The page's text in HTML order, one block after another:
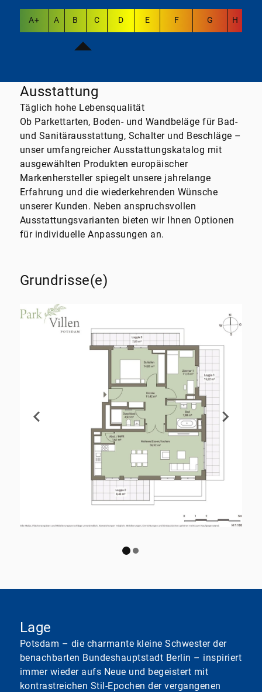
A+ A B C D E F G H
Ausstattung
Täglich hohe Lebensqualität
Ob Parkettarten, Boden- und Wandbeläge für Bad-
und Sanitärausstattung, Schalter und Beschläge –
unser umfangreicher Ausstattungskatalog mit
ausgewählten Produkten europäischer
Markenhersteller spiegelt unsere jahrelange
Erfahrung und die wiederkehrenden Wünsche
unserer Kunden. Neben anspruchsvollen
Ausstattungsvarianten bieten wir Ihnen Optionen
für individuelle Anpassungen an.
Grundrisse(e)
Lage
Potsdam – die charmante kleine Schwester der
benachbarten Bundeshauptstadt Berlin – inspiriert
immer wieder aufs Neue und begeistert mit
kontrastreichen Stil-Epochen der vergangenen